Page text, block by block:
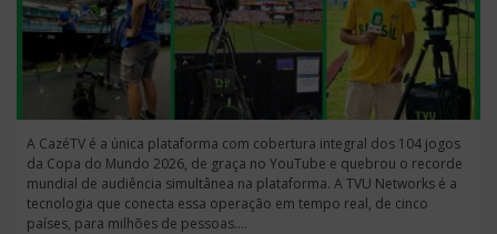
A CazéTV é a única plataforma com cobertura integral dos 104 jogos
da Copa do Mundo 2026, de graça no YouTube e quebrou o recorde
mundial de audiência simultânea na plataforma. A TVU Networks é a
tecnologia que conecta essa operação em tempo real, de cinco
países, para milhões de pessoas....